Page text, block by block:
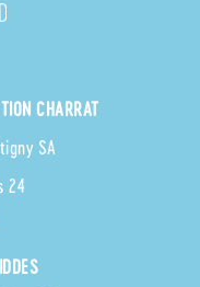
CHARRAT
SA
24